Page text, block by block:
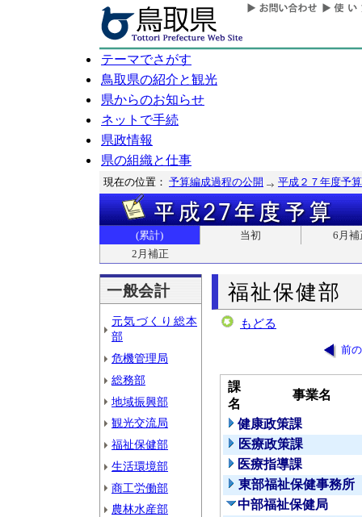
テーマでさがす
鳥取県の紹介と観光
県からのお知らせ
ネットで手続
県政情報
県の組織と仕事
現在の位置： 予算編成過程の公開 平成２７年度予算
(累計) 当初
6月補
2月補正
一般会計
元気づくり総本
部
危機管理局
総務部
地域振興部
観光交流局
福祉保健部
生活環境部
商工労働部
農林水産部
福祉保健部
もどる
前
課
名
事業名
健康政策課
医療政策課
医療指導課
東部福祉保健事務所
中部福祉保健局